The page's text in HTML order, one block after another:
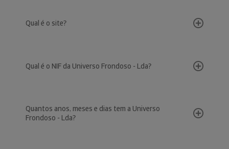
Qual é o site?
Qual é o NIF da Universo Frondoso - Lda?
Quantos anos, meses e dias tem a Universo
Frondoso - Lda?